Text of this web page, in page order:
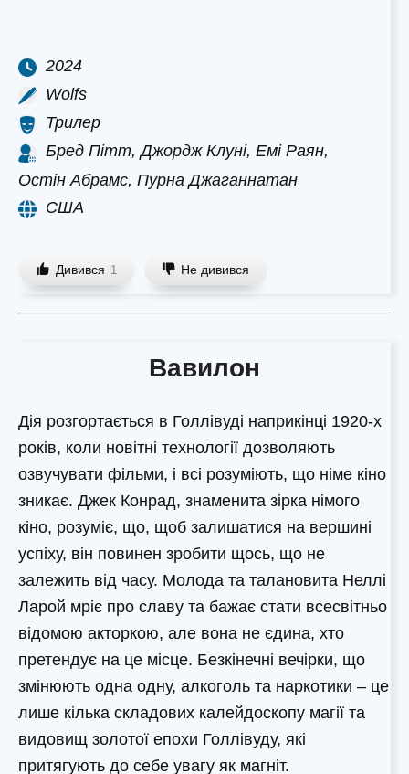
2024
Wolfs
Трилер
Бред Пітт, Джордж Клуні, Емі Раян,
Остін Абрамс, Пурна Джаганнатан
США
Дивився 1 Не дивився
Вавилон
Дія розгортається в Голлівуді наприкінці 1920-х
років, коли новітні технології дозволяють
озвучувати фільми, і всі розуміють, що німе кіно
зникає. Джек Конрад, знаменита зірка німого
кіно, розуміє, що, щоб залишатися на вершині
успіху, він повинен зробити щось, що не
залежить від часу. Молода та талановита Неллі
Ларой мріє про славу та бажає стати всесвітньо
відомою акторкою, але вона не єдина, хто
претендує на це місце. Безкінечні вечірки, що
змінюють одна одну, алкоголь та наркотики – це
лише кілька складових калейдоскопу магії та
видовищ золотої епохи Голлівуду, які
притягують до себе увагу як магніт.